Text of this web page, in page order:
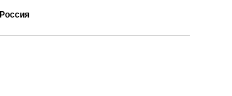
Россия